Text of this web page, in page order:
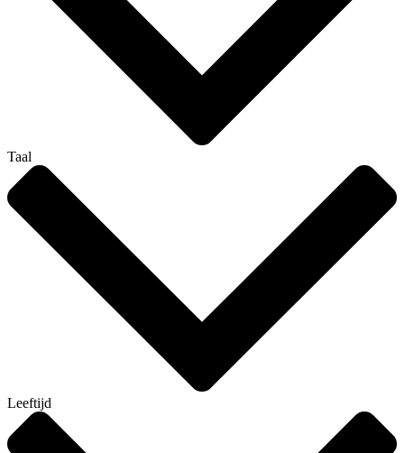
Taal
Leeftijd